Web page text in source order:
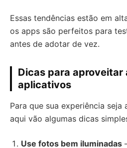
Essas tendências estão em
os apps são perfeitos para
antes de adotar de vez.
Dicas para aproveitar
aplicativos
Para que sua experiência seja
aqui vão algumas dicas
Use fotos bem iluminadas